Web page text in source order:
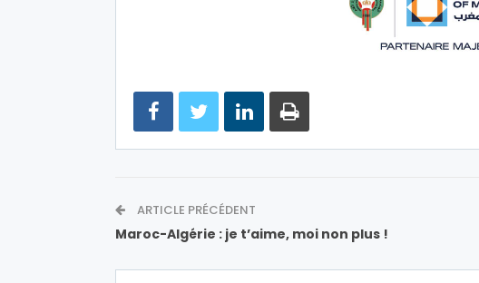
ARTICLE PRÉCÉDENT
Maroc-Algérie : je t’aime, moi non plus !